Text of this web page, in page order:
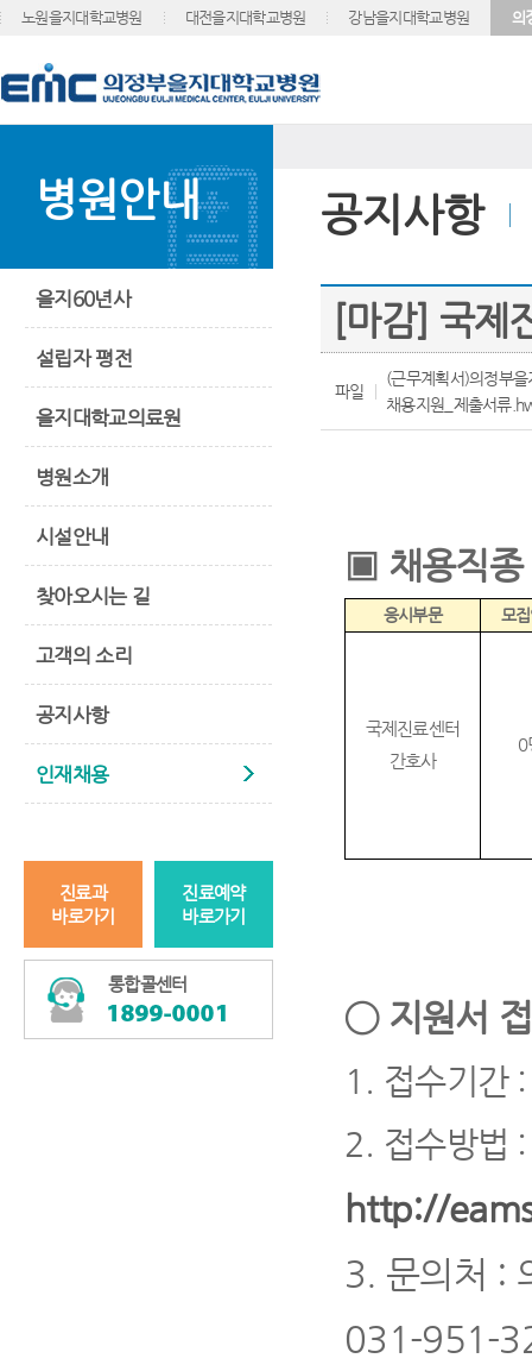
노원을지대학교병원 대전을지대학교병원 강남을지대학교병원 의
병원안내
을지60년사
설립자 평전
을지대학교의료원
병원소개
시설안내
찾아오시는 길
고객의 소리
공지사항
인재채용
진료과
바로가기
진료예약
바로가기
통합콜센터
공지사항
[마감] 국제
파일
(근무계획서)의정부
채용지원_제출서류
▣ 채용직
응시부문 모
국제진료센터
간호사
0
◯ 지원서
1. 접수기간 :
2. 접수방법
http://
3. 문의처 :
031-951-